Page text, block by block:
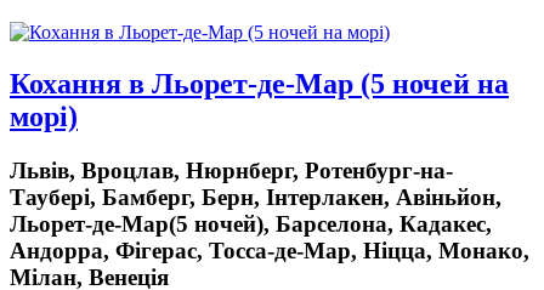
Кохання в Льорет-де-Мар (5 ночей на
морі)
Львів, Вроцлав, Нюрнберг, Ротенбург-на-
Таубері, Бамберг, Берн, Інтерлакен, Авіньйон,
Льорет-де-Мар(5 ночей), Барселона, Кадакес,
Андорра, Фігерас, Тосса-де-Мар, Ніцца, Монако,
Мілан, Венеція